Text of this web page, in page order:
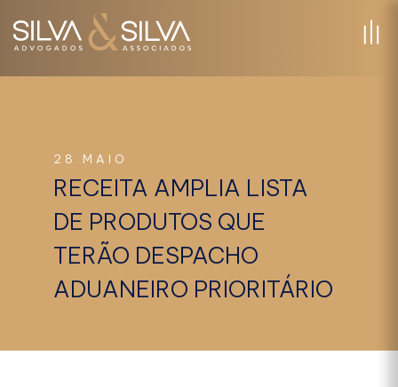
28.MAIO
RECEITA AMPLIA LISTA
DE PRODUTOS QUE
TERÃO DESPACHO
ADUANEIRO PRIORITÁRIO